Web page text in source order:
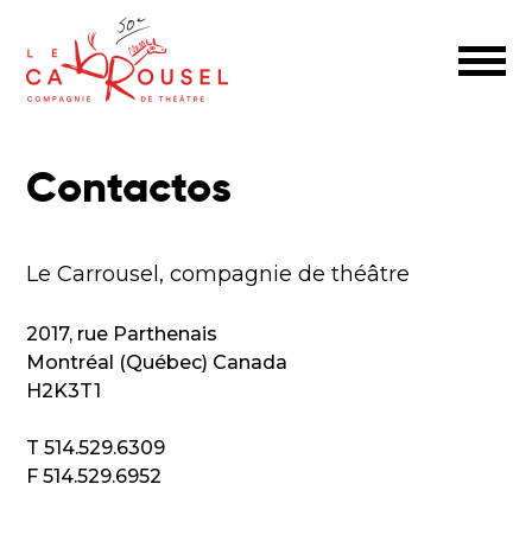
Contactos
Le Carrousel, compagnie de théâtre
2017, rue Parthenais
Montréal (Québec) Canada
H2K3T1
T 514.529.6309
F 514.529.6952